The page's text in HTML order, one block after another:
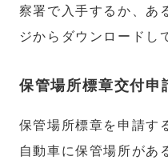
察署で入手するか、あ
ジからダウンロードし
保管場所標章交付申
保管場所標章を申請す
自動車に保管場所があ